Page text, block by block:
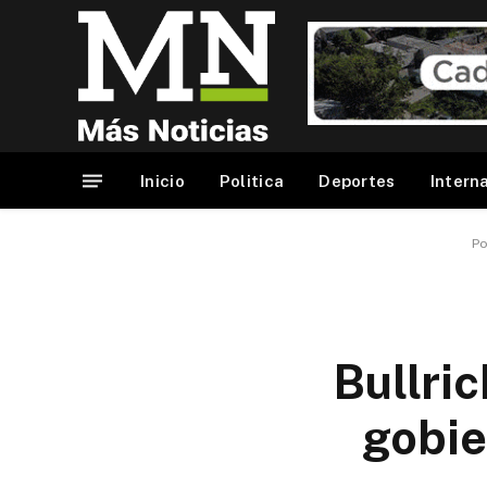
Inicio Politica Deportes